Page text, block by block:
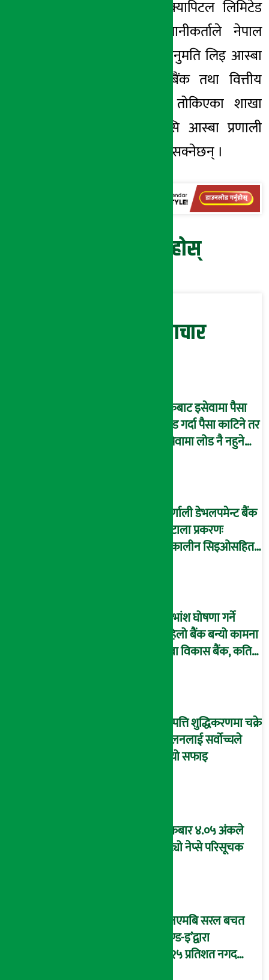
प्रबन्धक सानिमा क्यापिटल लिमिटेड
रहेको छ । लगानीकर्ताले नेपाल
धितोपत्र बोर्डबाट अनुमति लिइ आस्बा
बैंकतथा वित्तीय
संस्था र तिनका तोकिएका शाखा
सि आस्बाप्रणाली
मार्फत आवेदन दिन सक्नेछन् ।
प्रतिक्रिया दिनुहोस्
सम्बन्धित समाचार
बैंकबाट इसेवामा पैसा
लोड गर्दा पैसा काटिने तर
इसेवामा लोड नै नहुने
कर्णाली डेभलपमेन्ट बैंक
घोटाला प्रकरणः
तत्कालीन सिइओसहित
लाभांश घोषणा गर्ने
पहिलो बैंक बन्यो कामना
सेवा विकास बैंक, कति
सम्पत्ति शुद्धिकरणमा चक्रे
मिलनलाई सर्वोच्चले
दियो सफाइ
शुक्रबार ४.०५ अंकले
घट्यो नेप्से परिसूचक
‘एनएमबि सरल बचत
फण्ड-इ’द्वारा
५.२५ प्रतिशत नगद